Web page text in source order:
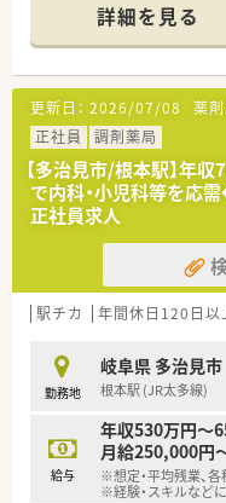
【店舗情報と応需状況
■最寄り駅から徒歩
大幅に減らすことが
■主に精神科や心療
おいて専門的な知識
■地域の患者様に寄
することを目指し
【法人特徴について】
■東証プライム市場
あり、安定した経
■調剤業務とＯＴＣ
師本来の専門的な業
■岐阜県や愛知県を
【こんな方が活躍中】
■家庭の時間やプラ
り、充実した休暇
す。
■精神科や心療内科
く身につけてスキ
詳細を見る
更新日： 2026/07/08 薬剤
正社員
調剤薬局
【多治見市/根本駅】年
で内科・小児科等を応
正社員求人
駅チカ 年間休日120日以
勤務地
岐阜県 多治見市
根本駅 (JR太多線)
給与
年収530万円～
月給250,000円
※想定・平均残業、
※経験・スキルなど